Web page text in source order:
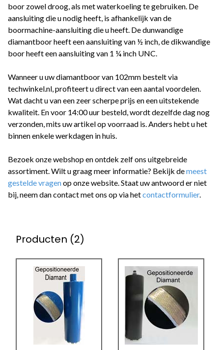
boor zowel droog, als met waterkoeling te gebruiken. De
aansluiting die u nodig heeft, is afhankelijk van de
boormachine-aansluiting die u heeft. De dunwandige
diamantboor heeft een aansluiting van ½ inch, de dikwandige
boor heeft een aansluiting van 1 ¼ inch UNC.
Wanneer u uw diamantboor van 102mm bestelt via
techwinkel.nl, profiteert u direct van een aantal voordelen.
Wat dacht u van een zeer scherpe prijs en een uitstekende
kwaliteit. En voor 14:00 uur besteld, wordt dezelfde dag nog
verzonden, mits uw artikel op voorraad is. Anders hebt u het
binnen enkele werkdagen in huis.
Bezoek onze webshop en ontdek zelf ons uitgebreide
assortiment. Wilt u graag meer informatie? Bekijk demeest
gestelde vragenop onze website. Staat uw antwoord er niet
bij, neem dan contact met ons op via hetcontactformulier.
Producten (2)